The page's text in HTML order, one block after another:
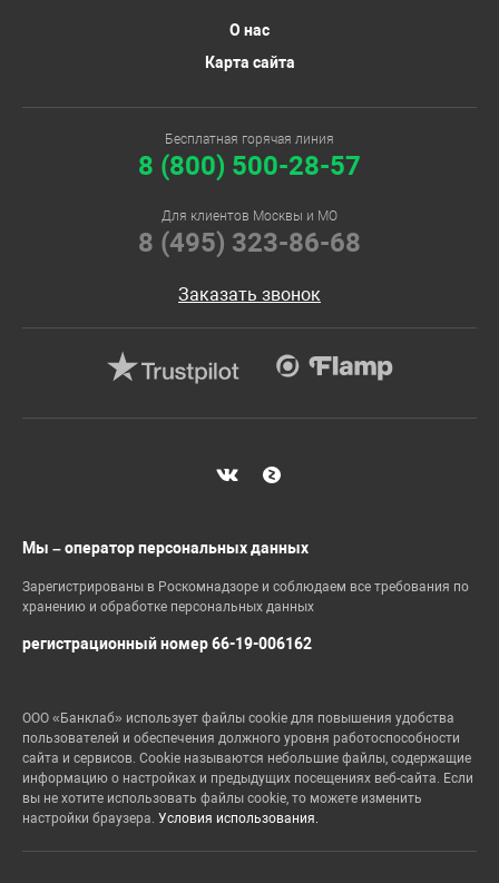
О нас
Карта сайта
Бесплатная горячая линия
8 (800) 500-28-57
Для клиентов Москвы и МО
8 (495) 323-86-68
Заказать звонок
Мы – оператор персональных данных
Зарегистрированы в Роскомнадзоре и соблюдаем все требования по
хранению и обработке персональных данных
регистрационный номер 66-19-006162
ООО «Банклаб» использует файлы cookie для повышения удобства
пользователей и обеспечения должного уровня работоспособности
сайта и сервисов. Cookie называются небольшие файлы, содержащие
информацию о настройках и предыдущих посещениях веб-сайта. Если
вы не хотите использовать файлы cookie, то можете изменить
настройки браузера. Условия использования.